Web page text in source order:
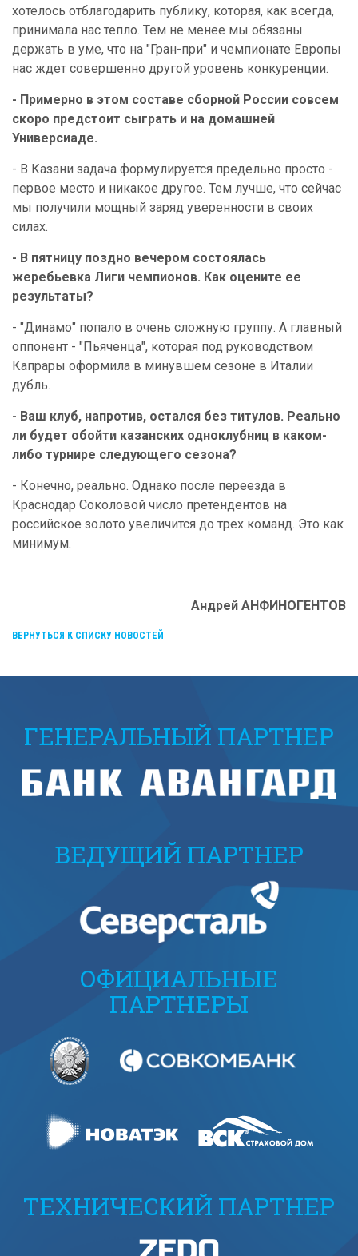
хотелось отблагодарить публику, которая, как всегда,
принимала нас тепло. Тем не менее мы обязаны
держать в уме, что на "Гран-при" и чемпионате Европы
нас ждет совершенно другой уровень конкуренции.
- Примерно в этом составе сборной России совсем
скоро предстоит сыграть и на домашней
Универсиаде.
- В Казани задача формулируется предельно просто -
первое место и никакое другое. Тем лучше, что сейчас
мы получили мощный заряд уверенности в своих
силах.
- В пятницу поздно вечером состоялась
жеребьевка Лиги чемпионов. Как оцените ее
результаты?
- "Динамо" попало в очень сложную группу. А главный
оппонент - "Пьяченца", которая под руководством
Капрары оформила в минувшем сезоне в Италии
дубль.
- Ваш клуб, напротив, остался без титулов. Реально
ли будет обойти казанских одноклубниц в каком-
либо турнире следующего сезона?
- Конечно, реально. Однако после переезда в
Краснодар Соколовой число претендентов на
российское золото увеличится до трех команд. Это как
минимум.
Андрей АНФИНОГЕНТОВ
ВЕРНУТЬСЯ К СПИСКУ НОВОСТЕЙ
ГЕНЕРАЛЬНЫЙ ПАРТНЕР
ВЕДУЩИЙ ПАРТНЕР
ОФИЦИАЛЬНЫЕ
ПАРТНЕРЫ
ТЕХНИЧЕСКИЙ ПАРТНЕР